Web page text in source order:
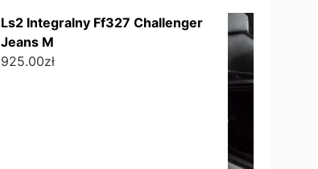
Ls2 Integralny Ff327 Challenger
Jeans M
925.00zł